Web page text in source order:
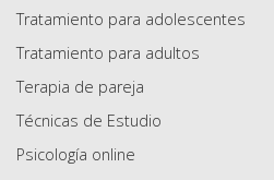
Tratamiento para adolescentes
Tratamiento para adultos
Terapia de pareja
Técnicas de Estudio
Psicología online